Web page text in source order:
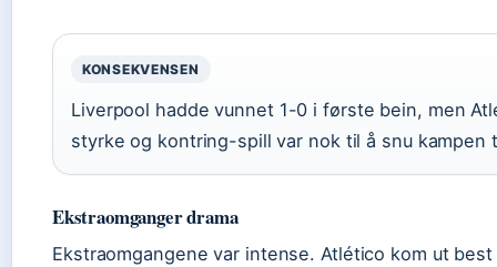
KONSEKVENSEN
Liverpool hadde vunnet 1-0 i første bein, men
styrke og kontring-spill var nok til å snu kampen
Ekstraomganger drama
Ekstraomgangene var intense. Atlético kom ut